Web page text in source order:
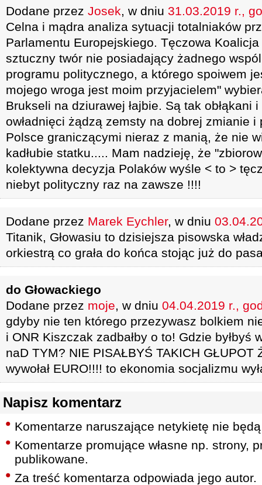
Dodane przez Josek, w dniu 31.03.2019 r.,
Celna i mądra analiza sytuacji totalniaków
Parlamentu Europejskiego. Tęczowa
sztuczny twór nie posiadający żadnego
programu politycznego, a którego spoiwem
mojego wroga jest moim przyjacielem"
Brukseli na dziurawej łajbie. Są tak obłąkani
owładnięci żądzą zemsty na dobrej zmianie i
Polsce graniczącymi nieraz z manią, że nie
kadłubie statku..... Mam nadzieję, że
kolektywna decyzja Polaków wyśle < to >
niebyt polityczny raz na zawsze !!!!
Dodane przez Marek Eychler, w dniu
Titanik, Głowasiu to dzisiejsza pisowska
orkiestrą co grała do końca stojąc już do
do Głowackiego
Dodane przez moje, w dniu 04.04.2019 r.,
gdyby nie ten którego przezywasz bolkiem
i ONR Kiszczak zadbałby o to! Gdzie byłbyś
naD TYM? NIE PISAŁBYŚ TAKICH GŁUPOT
wywołał EURO!!!! to ekonomia socjalizmu
Napisz komentarz
Komentarze naruszające netykietę nie
Komentarze promujące własne np. strony,
publikowane.
Za treść komentarza odpowiada jego autor.